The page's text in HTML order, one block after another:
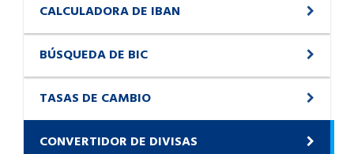
CALCULADORA DE IBAN
BÚSQUEDA DE BIC
TASAS DE CAMBIO
CONVERTIDOR DE DIVISAS